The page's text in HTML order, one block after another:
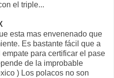
el triple...
esta mas envenenado que
Es bastante fácil que a
para certificar el pase
de la improbable
) Los polacos no son